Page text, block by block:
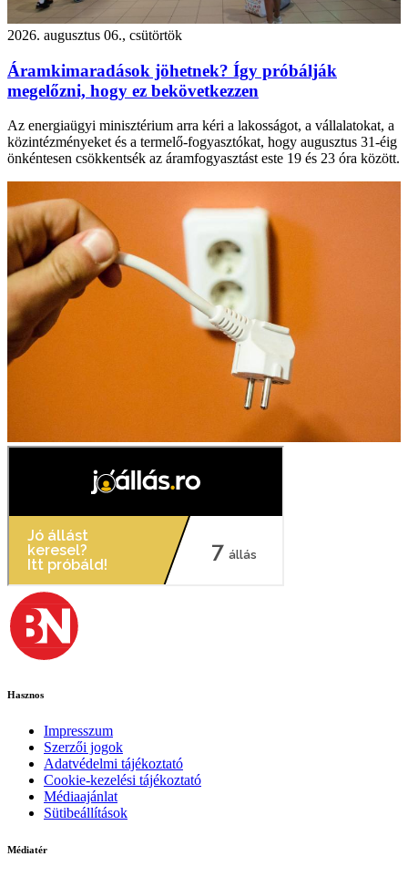
2026. augusztus 06., csütörtök
Áramkimaradások jöhetnek? Így próbálják
megelőzni, hogy ez bekövetkezzen
Az energiaügyi minisztérium arra kéri a lakosságot, a vállalatokat, a
közintézményeket és a termelő-fogyasztókat, hogy augusztus 31-éig
önkéntesen csökkentsék az áramfogyasztást este 19 és 23 óra között.
Hasznos
Impresszum
Szerzői jogok
Adatvédelmi tájékoztató
Cookie-kezelési tájékoztató
Médiaajánlat
Sütibeállítások
Médiatér